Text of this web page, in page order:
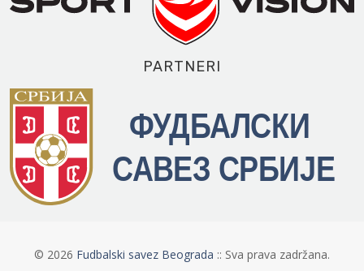
PARTNERI
© 2026 Fudbalski savez Beograda :: Sva prava zadržana.